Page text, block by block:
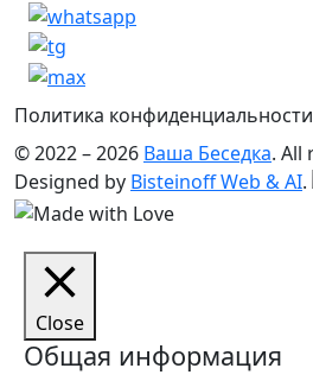
Политика конфиденциальности
© 2022 – 2026 Ваша Беседка. All
Designed by Bisteinoff Web & AI.
Close
Общая информация